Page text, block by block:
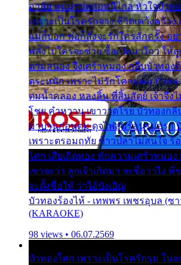
อาลัย หนุ่มรูปหล่อหนีไกล หัวใจบัวท
เพราะเป็นโรครักจาง ชีวิตเคว้งคว้าง
แม่ก็บอก พ่อก็สั่งจะรักใครสักครั้ง อย่
พลั้งไปใครจะช่วย ซื้อเปลมาไกว ให้
ตามสนอง จึงเศร้าหมอง กลีบบัวทอง
ตระหนัก เพราะไม่รักโคลนตม บัวทอ
ตมน้ำคลอง หลงลิ้น ที่สิ้นสัตย์ เจ้าจึง
โชย คำหวาน เขาวาดโรย บัวทองก
มาบานก่อนตูม ดุจไฟสุมร้อนรุมอุรา
เพราะตรอมฤทัย ข้าวปลาไม่สนใจ ร้
โศก เสียเถิดทอง พักความเศร้าหมอง
เขาจะว่า ลูกเจ้าเกิดมา จะชื่อว่าไง
จะตั้งชื่อให้ ว่าไอ้บังเอิญ
บัวทองร้องไห้ - เทพพร เพชรอุบล (ซ
(KARAOKE)
98 views • 06.07.2569
บัวทองโศก เพราะเป็นโรครักรุม ใน